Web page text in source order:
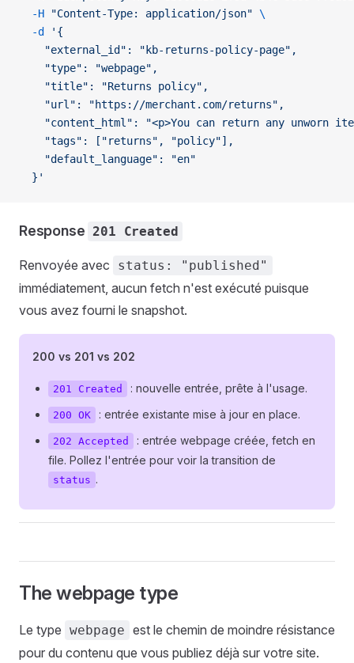
  -H
"Content-Type: application/json" \
  -d
'{
    "external_id": "kb-returns-policy-page",
    "type": "webpage",
    "title": "Returns policy",
    "url": "https://merchant.com/returns",
"content_html": "<p>You can return any unworn
    "tags": ["returns", "policy"],
    "default_language": "en"
  }'
Response 201 Created
Renvoyée avec status: "published"
immédiatement, aucun fetch n'est exécuté puisque
vous avez fourni le snapshot.
200 vs 201 vs 202
201 Created : nouvelle entrée, prête à l'usage.
200 OK : entrée existante mise à jour en place.
202 Accepted
: entrée webpage créée, fetch en
file. Pollez l'entrée pour voir la transition de
status .
The webpage type
Le type webpage est le chemin de moindre résistance
pour du contenu que vous publiez déjà sur votre site.